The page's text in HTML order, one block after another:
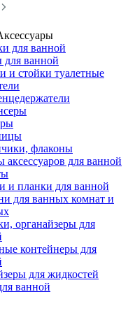
для ванной
ванной
и стойки туалетные
флаконы
аксессуаров для ванной
и планки для ванной
для ванных комнат и
органайзеры для
контейнеры для
для жидкостей
ванной